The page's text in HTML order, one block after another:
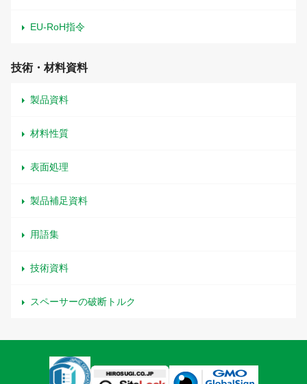
EU-RoH指令
技術・材料資料
製品資料
材料性質
表面処理
製品補足資料
用語集
技術資料
スペーサーの破断トルク